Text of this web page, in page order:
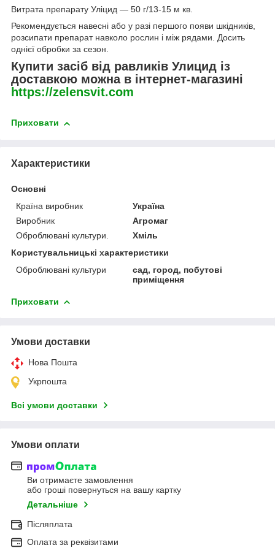
Витрата препарату Уліцид — 50 г/13-15 м кв.
Рекомендується навесні або у разі першого появи шкідників,
розсипати препарат навколо рослин і між рядами. Досить
однієї обробки за сезон.
Купити засіб від равликів Улицид із
доставкою можна в інтернет-магазині
https://zelensvit.com
Приховати
Характеристики
Основні
Країна виробник
Україна
Виробник
Агромаг
Оброблювані культури.
Хміль
Користувальницькі характеристики
Оброблювані культури
сад, город, побутові
приміщення
Приховати
Умови доставки
Нова Пошта
Укрпошта
Всі умови доставки
Умови оплати
Ви отримаєте замовлення
або гроші повернуться на вашу картку
Детальніше
Післяплата
Оплата за реквізитами